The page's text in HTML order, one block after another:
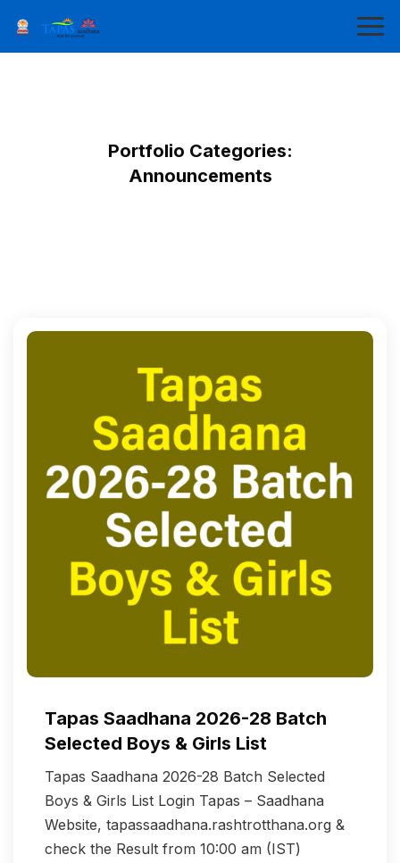
Portfolio Categories:
Announcements
Tapas Saadhana 2026-28 Batch
Selected Boys & Girls List
Tapas Saadhana 2026-28 Batch Selected
Boys & Girls List Login Tapas – Saadhana
Website, tapassaadhana.rashtrotthana.org &
check the Result from 10:00 am (IST)